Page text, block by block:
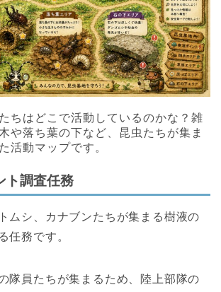
ちはどこで活動しているのかな？雑
や落ち葉の下など、昆虫たちが集ま
活動マップです。
ト調査任務
ムシ、カナブンたちが集まる樹液の
任務です。
隊員たちが集まるため、陸上部隊の